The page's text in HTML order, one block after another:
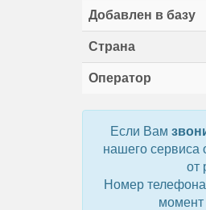
Добавлен в базу
Страна
Оператор
Если Вам
нашего сервиса
от
Номер
момент